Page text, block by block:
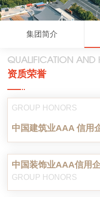
集团简介
QUALIFICATION AND
资质荣誉
GROUP HONORS
中国建筑业
中国装饰业AAA信用
GROUP HONORS